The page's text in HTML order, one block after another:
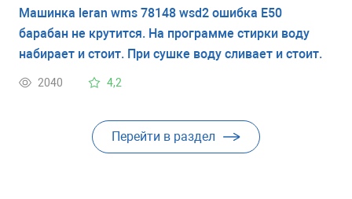
Машинка leran wms 78148 wsd2 ошибка E50
барабан не крутится. На программе стирки воду
набирает и стоит. При сушке воду сливает и стоит.
2040 4,2
Перейти в раздел